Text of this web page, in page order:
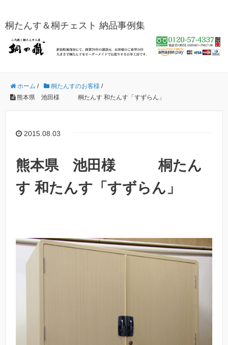
桐たんす＆桐チェスト 納品事例集
ホーム / 桐たんすのお客様 /
熊本県 池田様 桐たんす 和たんす「すずらん」
2015.08.03
熊本県 池田様 桐たん
す 和たんす「すずらん」